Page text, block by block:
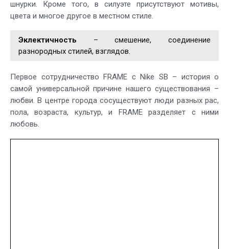
шнурки. Кроме того, в силуэте присутствуют мотивы,
цвета и многое другое в местном стиле.
Эклектичность – смешение, соединение
разнородных стилей, взглядов.
Первое сотрудничество FRAME с Nike SB – история о
самой универсальной причине нашего существования –
любви. В центре города сосуществуют люди разных рас,
пола, возраста, культур, и FRAME разделяет с ними
любовь.